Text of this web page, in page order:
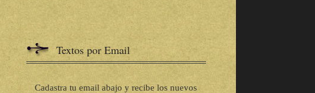
Textos por Email
Cadastra tu email abajo y recibe los nuevos